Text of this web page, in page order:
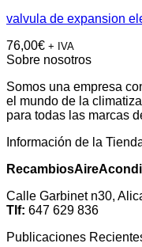
valvula de expansion
76,00€ + IVA
Sobre nosotros
Somos una empresa
el mundo de la
para todas las marcas
Información de la
Calle Garbinet n30,
Tlf: 647 629 836
Publicaciones